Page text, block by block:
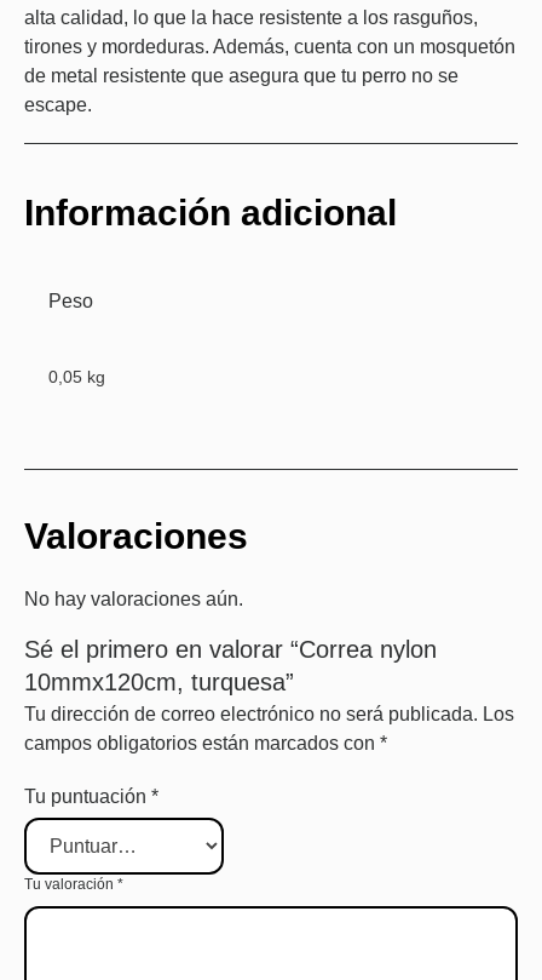
alta calidad, lo que la hace resistente a los rasguños,
tirones y mordeduras. Además, cuenta con un mosquetón
de metal resistente que asegura que tu perro no se
escape.
Información adicional
Peso
0,05 kg
Valoraciones
No hay valoraciones aún.
Sé el primero en valorar “Correa nylon
10mmx120cm, turquesa”
Tu dirección de correo electrónico no será publicada. Los
campos obligatorios están marcados con *
Tu puntuación *
Tu valoración *